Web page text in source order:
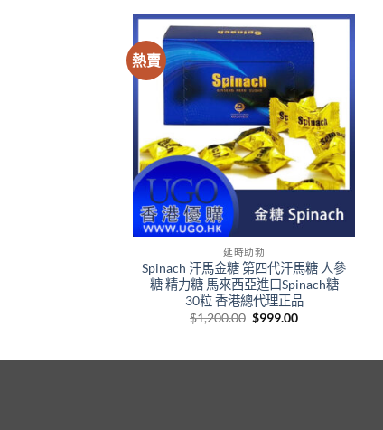
熱賣
+
延時助勃
Spinach 汗馬金糖 第四代汗馬糖 人參
糖 精力糖 馬來西亞進口Spinach糖
30粒 香港總代理正品
$1,200.00 Original
$999.00Current